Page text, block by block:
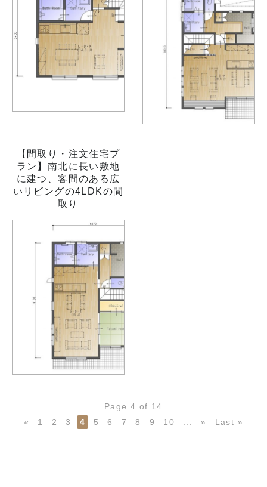
【間取り・注文住宅プ
ラン】南北に長い敷地
に建つ、客間のある広
いリビングの4LDKの間
取り
Page 4 of 14
«
1 2 3 4 5 6 7 8 9 10 » Last »